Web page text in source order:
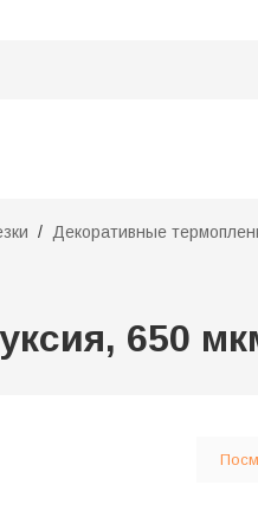
Декоративные
650